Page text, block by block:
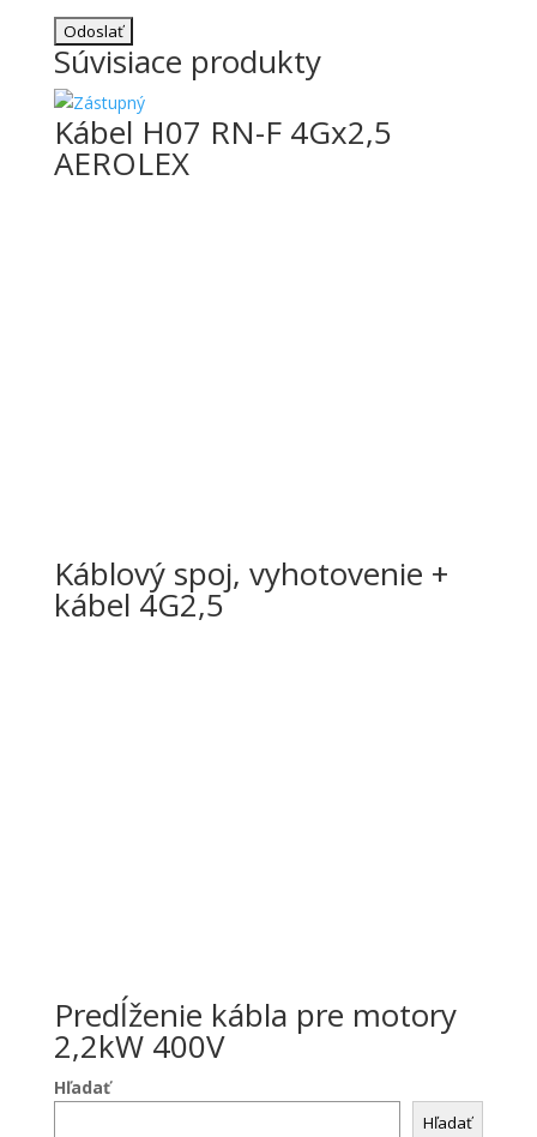
Súvisiace produkty
Kábel H07 RN-F 4Gx2,5
AEROLEX
Káblový spoj, vyhotovenie +
kábel 4G2,5
Predĺženie kábla pre motory
2,2kW 400V
Hľadať
Hľadať